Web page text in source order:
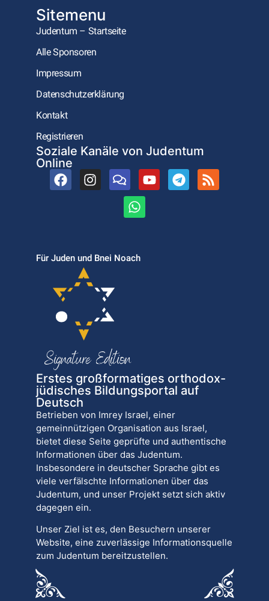
Sitemenu
Judentum – Startseite
Alle Sponsoren
Impressum
Datenschutzerklärung
Kontakt
Registrieren
Soziale Kanäle von Judentum
Online
Für Juden und Bnei Noach
Erstes großformatiges orthodox-
jüdisches Bildungsportal auf
Deutsch
Betrieben von Imrey Israel, einer
gemeinnützigen Organisation aus Israel,
bietet diese Seite geprüfte und authentische
Informationen über das Judentum.
Insbesondere in deutscher Sprache gibt es
viele verfälschte Informationen über das
Judentum, und unser Projekt setzt sich aktiv
dagegen ein.
Unser Ziel ist es, den Besuchern unserer
Website, eine zuverlässige Informationsquelle
zum Judentum bereitzustellen.